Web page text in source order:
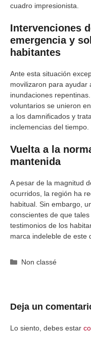
cuadro impresionista.
Intervenciones
emergencia y
habitantes
Ante esta situación
movilizaron para ayudar
inundaciones
voluntarios se unieron
a los damnificados y
inclemencias del tiempo.
Vuelta a la
mantenida
A pesar de la magnitud
ocurridos, la región ha
habitual. Sin embargo,
conscientes de que
testimonios de los
marca indeleble de este
Categorías
Non classé
Deja un
Lo siento, debes estar